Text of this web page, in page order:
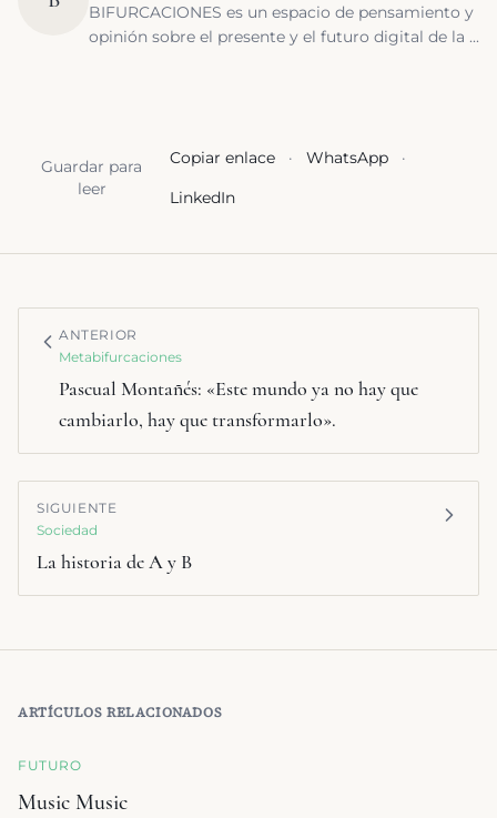
BIFURCACIONES es un espacio de pensamiento y
opinión sobre el presente y el futuro digital de la ...
Guardar para
leer
Copiar enlace · WhatsApp
·
LinkedIn
ANTERIOR
Metabifurcaciones
Pascual Montañés: «Este mundo ya no hay que
cambiarlo, hay que transformarlo».
SIGUIENTE
Sociedad
La historia de A y B
ARTÍCULOS RELACIONADOS
FUTURO
Music Music